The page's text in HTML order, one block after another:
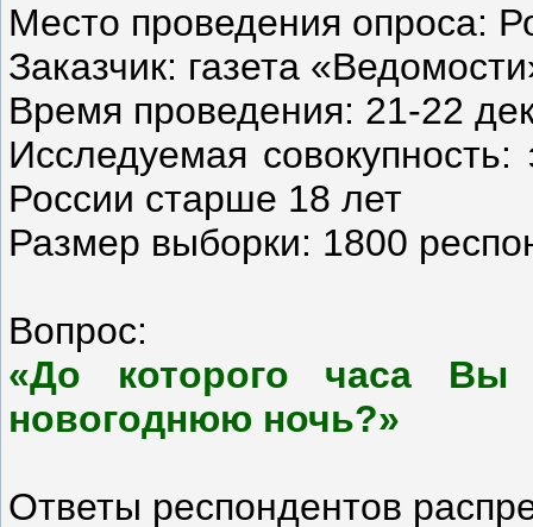
Место проведения опроса:
Заказчик: газета
Время проведения: 21-22
Исследуемая
России старше 18 лет
Размер выборки: 1800
Вопрос:
«До которого часа Вы
новогоднюю ночь?»
Ответы респондентов